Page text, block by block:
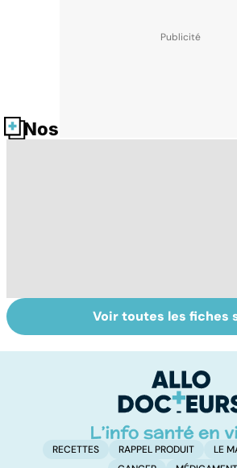
Nos fiches santé
Tout savoir sur
les infections
Voir toutes les fiches
RECETTES RAPPEL PRODUIT
LE